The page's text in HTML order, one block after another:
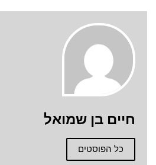
חיים בן שמואל
כל הפוסטים